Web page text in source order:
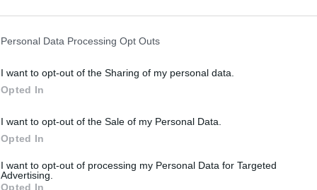
Personal Data Processing Opt Outs
I want to opt-out of the Sharing of my personal data.
Opted In
I want to opt-out of the Sale of my Personal Data.
Opted In
I want to opt-out of processing my Personal Data for Targeted
Advertising.
Opted In